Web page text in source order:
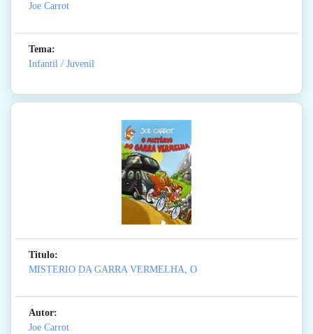
Joe Carrot
Tema:
Infantil / Juvenil
Titulo:
MISTERIO DA GARRA VERMELHA, O
Autor:
Joe Carrot